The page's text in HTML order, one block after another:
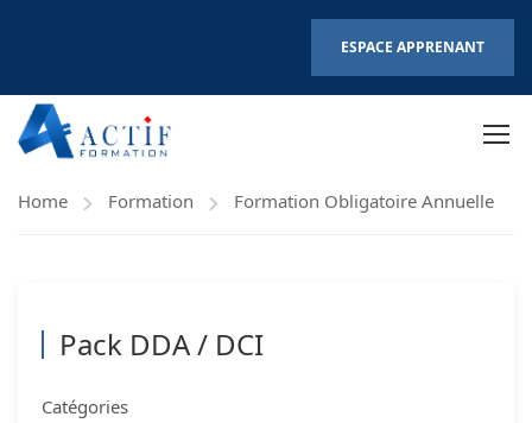
ESPACE APPRENANT
Home Formation Formation Obligatoire Annuelle
Pack DDA / DCI
Catégories